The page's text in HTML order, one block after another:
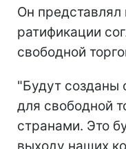
Он представлял
ратификации
свободной
"Будут созданы
для свободной
странами. Это
выходу наших